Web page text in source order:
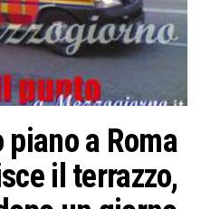
e
a Roma
il terrazzo,